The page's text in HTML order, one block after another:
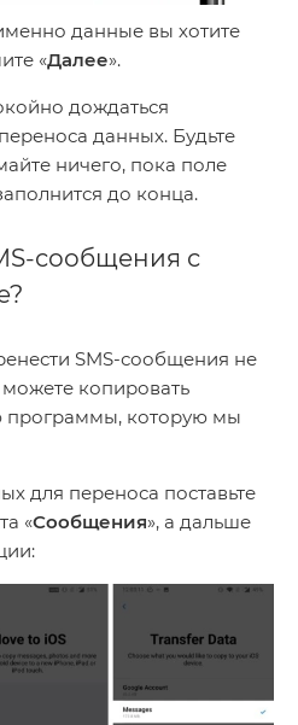
данные вы хотите
«Далее».
дождаться
данных. Будьте
ничего, пока поле
до конца.
сообщения с
SMS-сообщения не
копировать
которую мы
для переноса поставьте
«Сообщения», а дальше